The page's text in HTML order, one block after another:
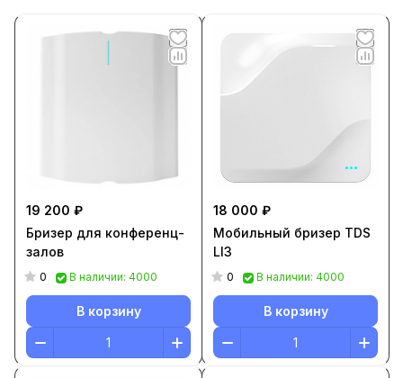
19 200 ₽
Бризер для конференц-
залов
0 В наличии: 4000
В корзину
18 000 ₽
Мобильный бризер TDS
LI3
0 В наличии: 4000
В корзину